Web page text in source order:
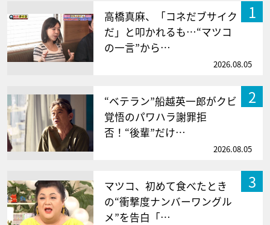
1
高橋真麻、「コネだブサイク
だ」と叩かれるも…“マツコ
の一言”から…
2026.08.05
2
“ベテラン”船越英一郎がクビ
覚悟のパワハラ謝罪拒
否！“後輩”だけ…
2026.08.05
3
マツコ、初めて食べたとき
の“衝撃度ナンバーワングル
メ”を告白「…